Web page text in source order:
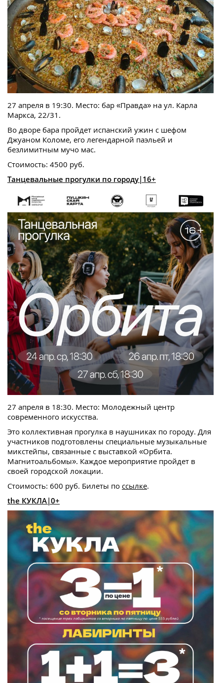
27 апреля в 19:30. Место: бар «Правда» на ул. Карла
Маркса, 22/31.
Во дворе бара пройдет испанский ужин с шефом
Джуаном Коломе, его легендарной паэльей и
безлимитным мучо мас.
Стоимость: 4500 руб.
Танцевальные прогулки по городу|16+
27 апреля в 18:30. Место: Молодежный центр
современного искусства.
Это коллективная прогулка в наушниках по городу. Для
участников подготовлены специальные музыкальные
микстейпы, связанные с выставкой «Орбита.
Магнитоальбомы». Каждое мероприятие пройдет в
своей городской локации.
Стоимость: 600 руб. Билеты по ссылке.
the КУКЛА|0+